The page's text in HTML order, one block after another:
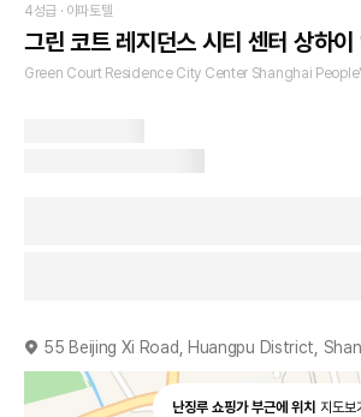
4성급 · 아파토텔
그린 코트 레지던스 시티 센터 상하이
Green Court Residence City Center Shanghai
55 Beijing Xi Road, Huangpu District,
난징루 쇼핑가 부근에 위치 지도보